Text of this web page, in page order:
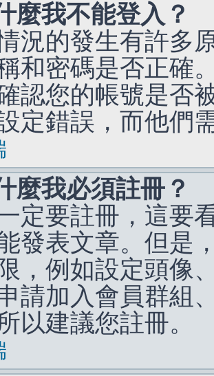
麼我不能登入？
況的發生有許多
和密碼是否正確
認您的帳號是否
定錯誤，而他們
麼我必須註冊？
定要註冊，這要
發表文章。但是
，例如設定頭像
請加入會員群組
以建議您註冊。